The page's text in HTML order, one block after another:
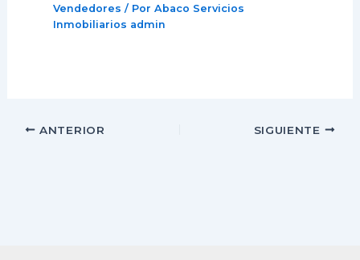
Vendedores / Por Abaco Servicios
Inmobiliarios admin
ANTERIOR SIGUIENTE